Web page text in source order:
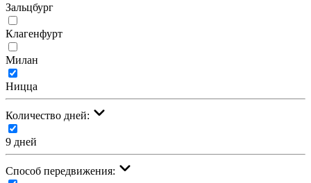
Зальцбург
Клагенфурт
Милан
Ницца
Количество дней:
9 дней
Cпособ передвижения: